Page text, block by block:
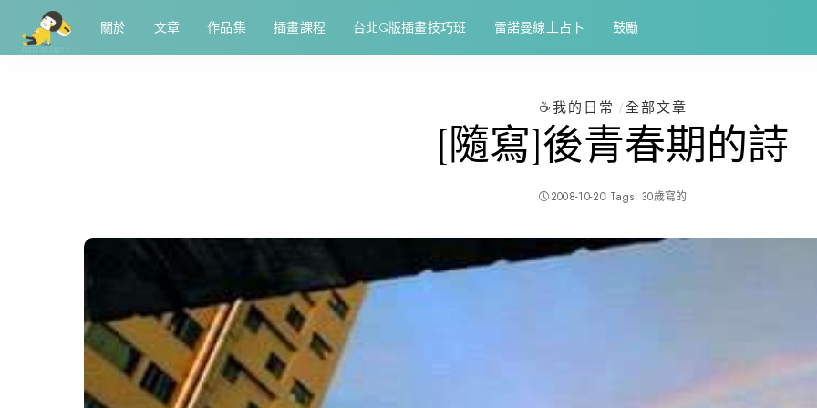
關於 文章 作品集 插畫課程 台北Q版插畫技巧班 雷諾曼線上占卜 鼓勵
☕️我的日常 全部文章
[隨寫]後青春期的詩
2008-10-20 Tags: 30歲寫的